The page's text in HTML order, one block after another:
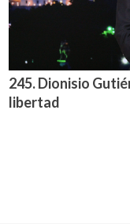
245. Dionisio
libertad